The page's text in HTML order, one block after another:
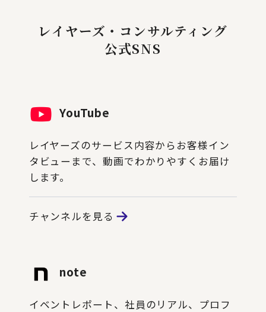
レイヤーズ・コンサルティング
公式SNS
YouTube
レイヤーズのサービス内容からお客様イン
タビューまで、動画でわかりやすくお届け
します。
チャンネルを見る
note
イベントレポート、社員のリアル、プロフ